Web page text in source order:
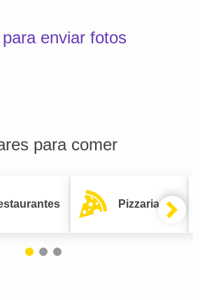
enviar fotos
para comer
Pizzarias